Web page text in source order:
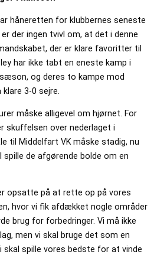
håneretten for klubbernes seneste
der ingen tvivl om, at det i denne
der er klare favoritter til
har ikke tabt en eneste kamp i
og deres to kampe mod
3-0 sejre.
måske alligevel om hjørnet. For
skuffelsen over nederlaget i
til Middelfart VK måske stadig, nu
spille de afgørende bolde om en
opsatte på at rette op på vores
hvor vi fik afdækket nogle områder
brug for forbedringer. Vi må ikke
men vi skal bruge det som en
skal spille vores bedste for at vinde